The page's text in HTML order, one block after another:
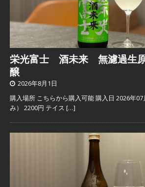
栄光富士 酒未来 無濾過生
醸
2026年8月1日
購入場所 こちらから購入可能 購入日 2026年
み） 2200円 テイス […]